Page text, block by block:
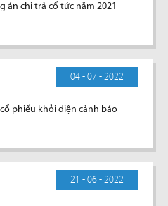
án chi trả cổ tức năm 2021
04 - 07 - 2022
phiếu khỏi diện cảnh báo
21 - 06 - 2022